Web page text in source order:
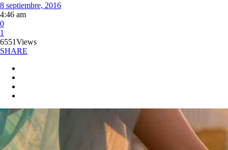
8 septiembre, 2016
4:46 am
0
1
6551Views
SHARE